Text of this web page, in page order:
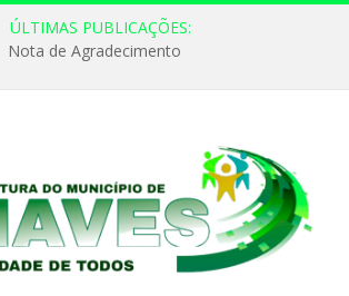
ÚLTIMAS PUBLICAÇÕES:
Nota de Agradecimento